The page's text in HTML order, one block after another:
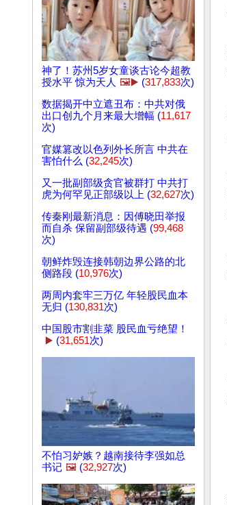
神了！苏州5岁女童谈古论今超教
授水平 惊为天人 🖼️▶️ (317,833次)
数据揭开中立遮丑布：中共对俄
出口创九个月来最大增幅 (11,617
次)
官媒篡改以色列外长所言 中共在
害怕什么 (32,245次)
又一批副部级贪官被群打 中共打
虎为何罕见正部级以上 (32,627次)
传秦刚最新消息：因傅晓田举报
而自杀 保留副部级待遇 (99,468
次)
朝鲜炸毁连接韩朝边界公路的北
侧路段 (10,976次)
两周内套牢三万亿 年轻股民血本
无归 (130,831次)
中国股市割韭菜 股民血亏绝望！
▶️ (31,651次)
不怕习妒嫉？越南接待李强如总
书记 🖼️ (32,927次)